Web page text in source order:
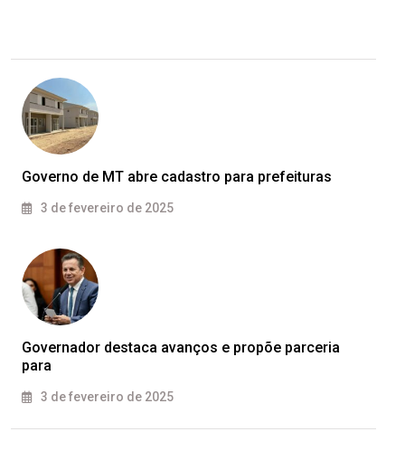
Governo de MT abre cadastro para prefeituras
3 de fevereiro de 2025
Governador destaca avanços e propõe parceria
para
3 de fevereiro de 2025